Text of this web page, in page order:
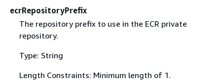
ecrRepositoryPrefix
The repository prefix to use in the ECR private
repository.
Type: String
Length Constraints: Minimum length of 1.